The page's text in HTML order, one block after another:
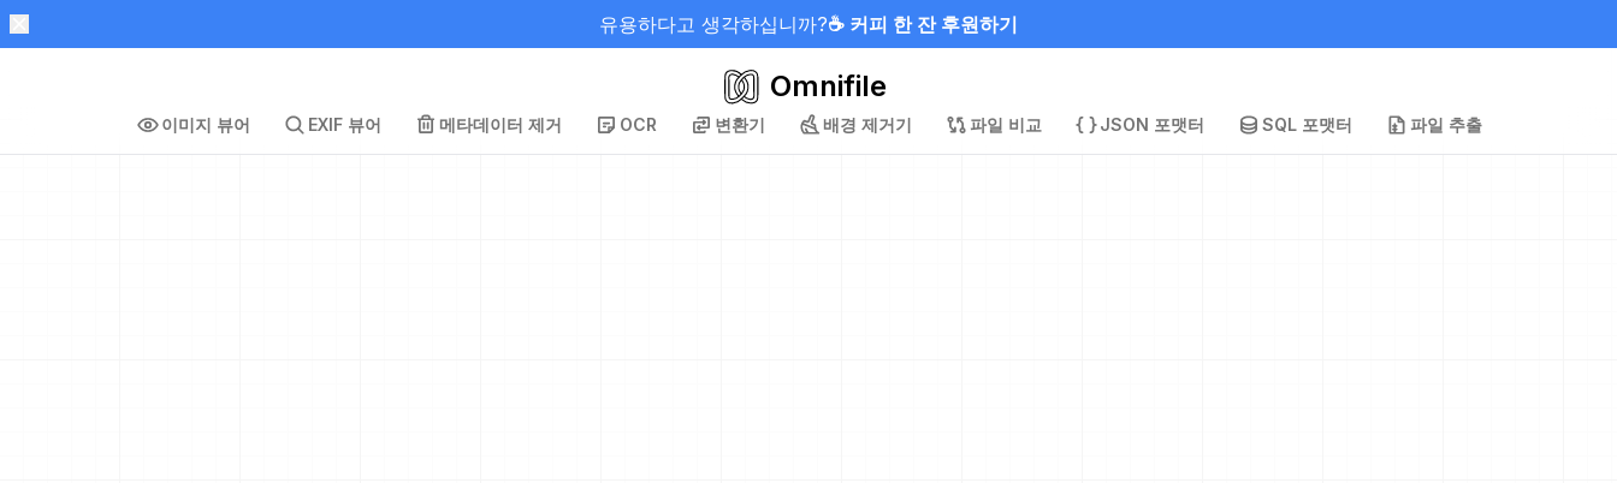
유용하다고 생각하십니까?☕ 커피 한 잔 후원하기
Omnifile
이미지 뷰어 EXIF 뷰어 메타데이터 제거 OCR 변환기 배경 제거기 파일 비교 JSON 포맷터 SQL 포맷터 파일 추출